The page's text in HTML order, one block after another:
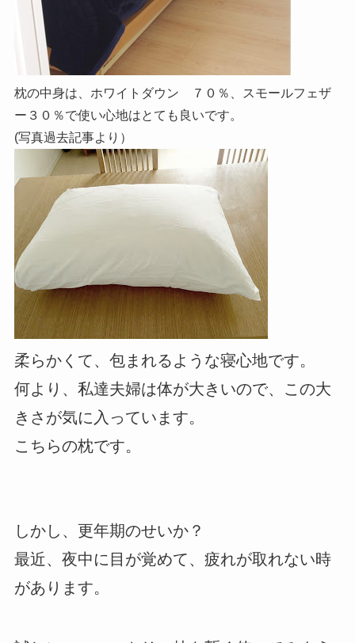
枕の中身は、ホワイトダウン ７０％、スモールフェザ
ー３０％で使い心地はとても良いです。
(写真過去記事より）
柔らかくて、包まれるような寝心地です。
何より、私達夫婦は体が大きいので、この大
きさが気に入っています。
こちらの枕です。
しかし、更年期のせいか？
最近、夜中に目が覚めて、疲れが取れない時
があります。